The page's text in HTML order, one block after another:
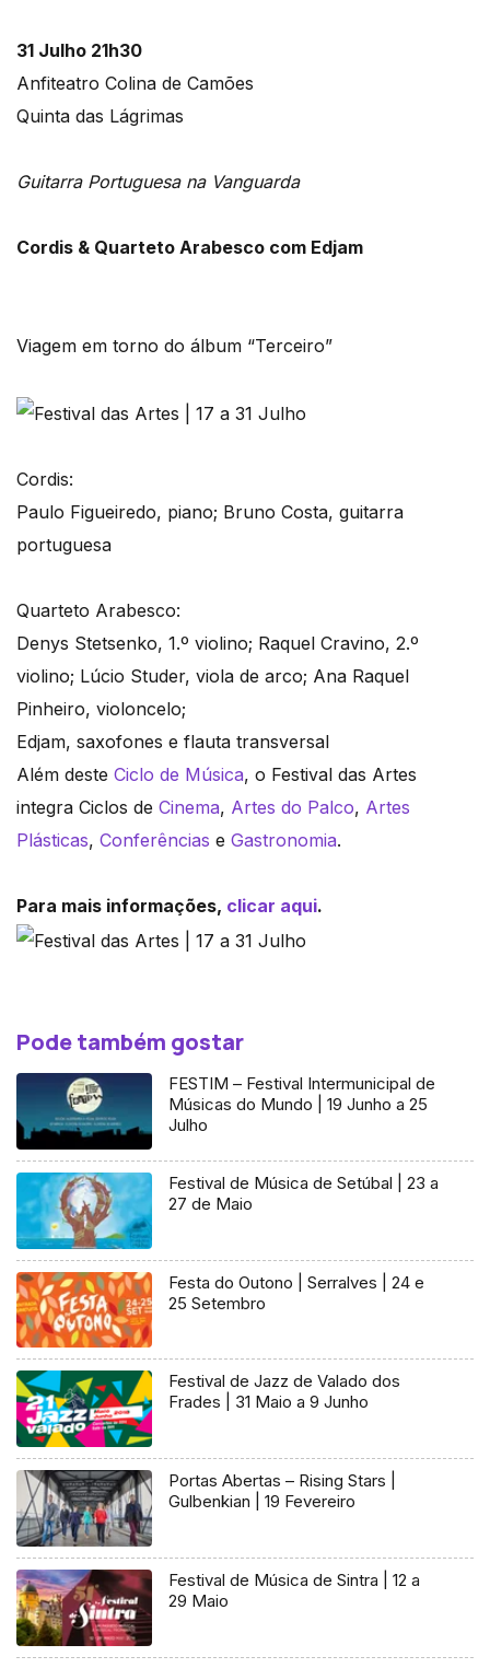
31 Julho 21h30
Anfiteatro Colina de Camões
Quinta das Lágrimas
Guitarra Portuguesa na Vanguarda
Cordis & Quarteto Arabesco com Edjam
Viagem em torno do álbum “Terceiro”
Cordis:
Paulo Figueiredo, piano; Bruno Costa, guitarra
portuguesa
Quarteto Arabesco:
Denys Stetsenko, 1.º violino; Raquel Cravino, 2.º
violino; Lúcio Studer, viola de arco; Ana Raquel
Pinheiro, violoncelo;
Edjam, saxofones e flauta transversal
Além deste Ciclo de Música, o Festival das Artes
integra Ciclos de Cinema, Artes do Palco, Artes
Plásticas, Conferências e Gastronomia.
Para mais informações, clicar aqui.
Pode também gostar
FESTIM – Festival Intermunicipal de
Músicas do Mundo | 19 Junho a 25
Julho
Festival de Música de Setúbal | 23 a
27 de Maio
Festa do Outono | Serralves | 24 e
25 Setembro
Festival de Jazz de Valado dos
Frades | 31 Maio a 9 Junho
Portas Abertas – Rising Stars |
Gulbenkian | 19 Fevereiro
Festival de Música de Sintra | 12 a
29 Maio